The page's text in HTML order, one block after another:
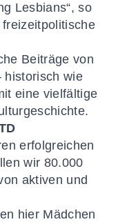
Lesbians“, so
Beiträge von
historisch wie
eine vielfältige
erfolgreichen
wir 80.000
aktiven und
hier Mädchen